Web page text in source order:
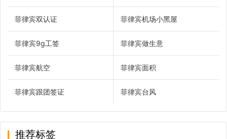
菲律宾双认证 菲律宾机场小黑屋
菲律宾9g工签 菲律宾做生意
菲律宾航空 菲律宾面积
菲律宾跟团签证 菲律宾台风
推荐标签